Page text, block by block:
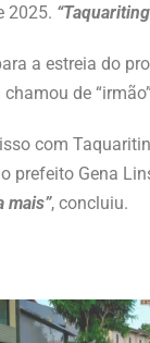
2025.
a estreia do
de
com
prefeito Gena
mais”, concluiu.